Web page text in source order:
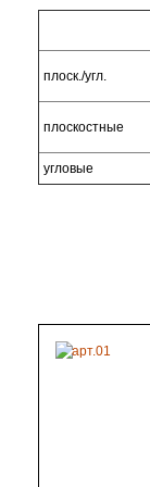
плоск./угл.
плоскостные
угловые